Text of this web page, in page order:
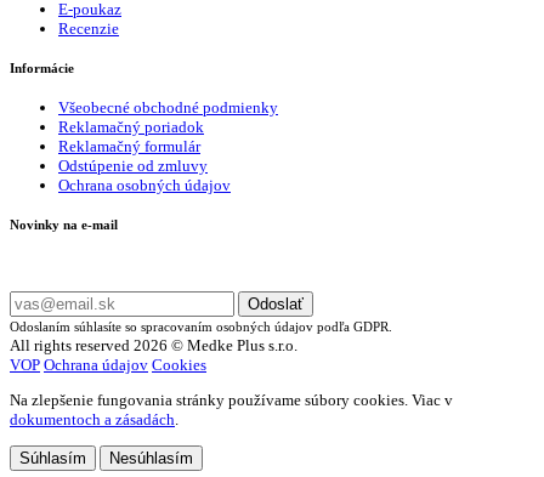
E-poukaz
Recenzie
Informácie
Všeobecné obchodné podmienky
Reklamačný poriadok
Reklamačný formulár
Odstúpenie od zmluvy
Ochrana osobných údajov
Novinky na e-mail
Odoslať
Odoslaním súhlasíte so spracovaním osobných údajov podľa GDPR.
All rights reserved 2026 © Medke Plus s.r.o.
VOP Ochrana údajov Cookies
Na zlepšenie fungovania stránky používame súbory cookies. Viac v
dokumentoch a zásadách
Súhlasím Nesúhlasím